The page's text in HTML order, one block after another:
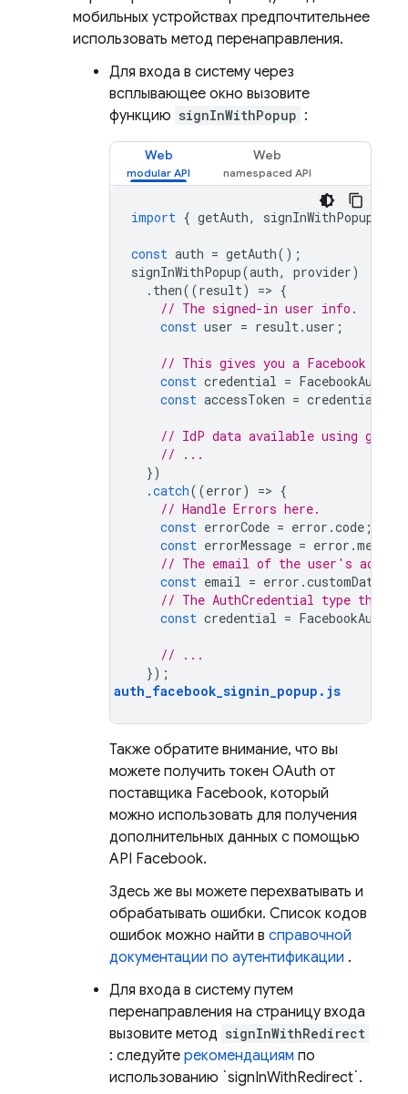
мобильных устройствах предпочтительнее
использовать метод перенаправления.
Для входа в систему через
всплывающее окно вызовите
функцию signInWithPopup :
Web Web
import { getAuth, signInWithPopup
const auth = getAuth();
signInWithPopup(auth, provider)
. then((result) => {
// The signed-in user info.
const user = result.user ;
// This gives you a Facebook
const credential =
const accessToken = credential
// IdP data available using
// ...
})
.catch((error) => {
// Handle Errors here.
const errorCode = error .code ;
const errorMessage = error .message
// The email of the user's
const email = error .customData
// The AuthCredential type that
const credential =
// ...
});
auth_facebook_signin_popup . js
Также обратите внимание, что вы
можете получить токен OAuth от
поставщика Facebook, который
можно использовать для получения
дополнительных данных с помощью
API Facebook.
Здесь же вы можете перехватывать и
обрабатывать ошибки. Список кодов
ошибок можно найти в справочной
документации по аутентификации .
Для входа в систему путем
перенаправления на страницу входа
вызовите метод signInWithRedirect
: следуйте рекомендациям по
использованию `signInWithRedirect`.